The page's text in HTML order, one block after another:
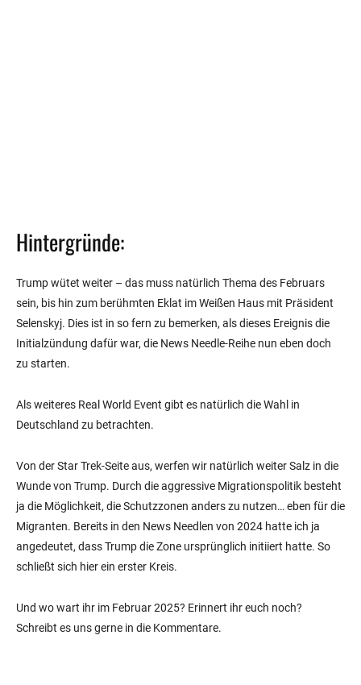
Hintergründe:
Trump wütet weiter – das muss natürlich Thema des Februars
sein, bis hin zum berühmten Eklat im Weißen Haus mit Präsident
Selenskyj. Dies ist in so fern zu bemerken, als dieses Ereignis die
Initialzündung dafür war, die News Needle-Reihe nun eben doch
zu starten.
Als weiteres Real World Event gibt es natürlich die Wahl in
Deutschland zu betrachten.
Von der Star Trek-Seite aus, werfen wir natürlich weiter Salz in die
Wunde von Trump. Durch die aggressive Migrationspolitik besteht
ja die Möglichkeit, die Schutzzonen anders zu nutzen… eben für die
Migranten. Bereits in den News Needlen von 2024 hatte ich ja
angedeutet, dass Trump die Zone ursprünglich initiiert hatte. So
schließt sich hier ein erster Kreis.
Und wo wart ihr im Februar 2025? Erinnert ihr euch noch?
Schreibt es uns gerne in die Kommentare.